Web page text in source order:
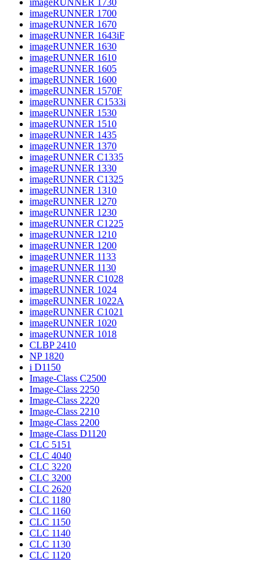
imageRUNNER 1700
imageRUNNER 1670
imageRUNNER 1643iF
imageRUNNER 1630
imageRUNNER 1610
imageRUNNER 1605
imageRUNNER 1600
imageRUNNER 1570F
imageRUNNER C1533i
imageRUNNER 1530
imageRUNNER 1510
imageRUNNER 1435
imageRUNNER 1370
imageRUNNER C1335
imageRUNNER 1330
imageRUNNER C1325
imageRUNNER 1310
imageRUNNER 1270
imageRUNNER 1230
imageRUNNER C1225
imageRUNNER 1210
imageRUNNER 1200
imageRUNNER 1133
imageRUNNER 1130
imageRUNNER C1028
imageRUNNER 1024
imageRUNNER 1022A
imageRUNNER C1021
imageRUNNER 1020
imageRUNNER 1018
CLBP 2410
NP 1820
i D1150
Image-Class C2500
Image-Class 2250
Image-Class 2220
Image-Class 2210
Image-Class 2200
Image-Class D1120
CLC 5151
CLC 4040
CLC 3220
CLC 3200
CLC 2620
CLC 1180
CLC 1160
CLC 1150
CLC 1140
CLC 1130
CLC 1120